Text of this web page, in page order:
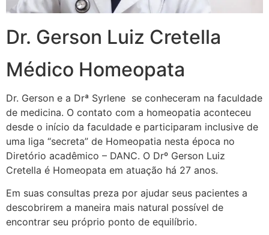
Dr. Gerson Luiz Cretella
Médico Homeopata
Dr. Gerson e a Drª Syrlene se conheceram na faculdade
de medicina. O contato com a homeopatia aconteceu
desde o início da faculdade e participaram inclusive de
uma liga “secreta” de Homeopatia nesta época no
Diretório acadêmico – DANC. O Drº Gerson Luiz
Cretella é Homeopata em atuação há 27 anos.
Em suas consultas preza por ajudar seus pacientes a
descobrirem a maneira mais natural possível de
encontrar seu próprio ponto de equilíbrio.